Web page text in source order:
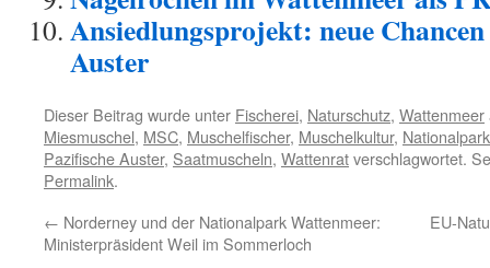
Ansiedlungsprojekt: neue
Auster
Dieser Beitrag wurde unter Fischerei, Naturschutz, Wattenmeer
Miesmuschel, MSC, Muschelfischer, Muschelkultur,
Pazifische Auster, Saatmuscheln, Wattenratverschlagwortet.
Permalink.
← Norderney und der Nationalpark Wattenmeer:
Ministerpräsident Weil im Sommerloch
EU-